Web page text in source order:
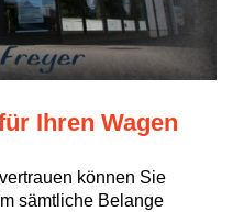
Ihren Wagen
können Sie
sämtliche Belange